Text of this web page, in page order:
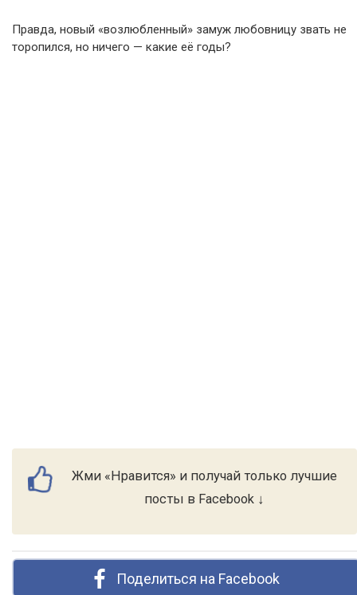
Правда, новый «возлюбленный» замуж любовницу звать не
торопился, но ничего — какие её годы?
Жми «Нравится» и получай только лучшие
посты в Facebook ↓
Поделиться на Facebook